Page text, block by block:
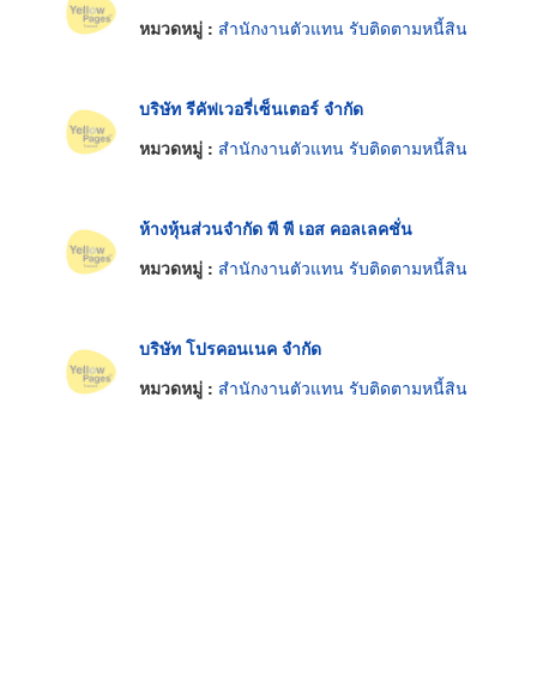
หมวดหมู่ : สำนักงานตัวแทน รับติดตามหนี้สิน
บริษัท รีคัฟเวอรี่เซ็นเตอร์ จำกัด
หมวดหมู่ : สำนักงานตัวแทน รับติดตามหนี้สิน
ห้างหุ้นส่วนจำกัด พี พี เอส คอลเลคชั่น
หมวดหมู่ : สำนักงานตัวแทน รับติดตามหนี้สิน
บริษัท โปรคอนเนค จำกัด
หมวดหมู่ : สำนักงานตัวแทน รับติดตามหนี้สิน